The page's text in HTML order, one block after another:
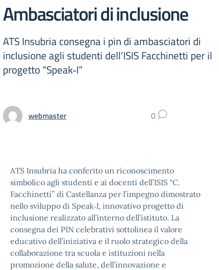
Ambasciatori di inclusione
ATS Insubria consegna i pin di ambasciatori di
inclusione agli studenti dell’ISIS Facchinetti per il
progetto “Speak‑I”
webmaster 0
ATS Insubria ha conferito un riconoscimento
simbolico agli studenti e ai docenti dell’ISIS “C.
Facchinetti” di Castellanza per l’impegno dimostrato
nello sviluppo di Speak‑I, innovativo progetto di
inclusione realizzato all’interno dell’istituto. La
consegna dei PIN celebrativi sottolinea il valore
educativo dell’iniziativa e il ruolo strategico della
collaborazione tra scuola e istituzioni nella
promozione della salute, dell’innovazione e